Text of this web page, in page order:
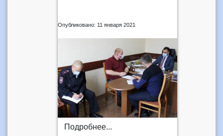
Опубликовано: 11 января 2021
Подробнее...